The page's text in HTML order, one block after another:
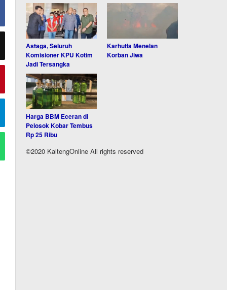
Astaga, Seluruh
Komisioner KPU Kotim
Jadi Tersangka
Karhutla Menelan
Korban Jiwa
Harga BBM Eceran di
Pelosok Kobar Tembus
Rp 25 Ribu
©2020 KaltengOnline All rights reserved